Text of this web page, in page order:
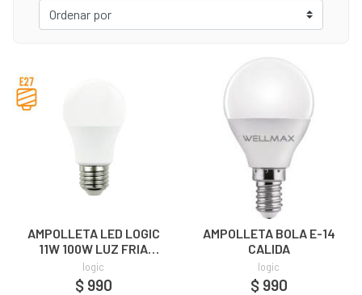
AMPOLLETA LED LOGIC
11W 100W LUZ FRIA
6500K
logic
$ 990
AMPOLLETA BOLA E-14
CALIDA
logic
$ 990